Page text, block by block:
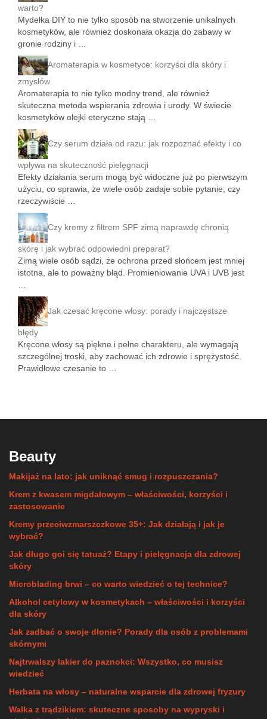
warto?
Mydełka DIY to nie tylko sposób na stworzenie unikalnych
kosmetyków, ale również doskonała okazja do zabawy w
gronie rodziny i …
Aromaterapia w kosmetyce: korzyści dla skóry i
zmysłów
Aromaterapia to nie tylko modny trend, ale również
skuteczna metoda wspierania zdrowia i urody. W świecie
kosmetyków olejki eteryczne stają …
Czy serum działa od razu: jak rozpoznać efekty i co
wpływa na skuteczność pielęgnacji
Efekty działania serum mogą być widoczne już po pierwszym
użyciu, co sprawia, że wiele osób zadaje sobie pytanie, czy
rzeczywiście …
Czy kremy z filtrem SPF zimą naprawdę chronią
skórę i jak wybrać odpowiedni preparat?
Zimą wiele osób sądzi, że ochrona przed słońcem jest mniej
istotna, ale to poważny błąd. Promieniowanie UVA i UVB jest
…
Jak czesać kręcone włosy: porady i najczęstsze
błędy
Kręcone włosy są piękne i pełne charakteru, ale wymagają
szczególnej troski, aby zachować ich zdrowie i sprężystość.
Prawidłowe czesanie to …
Beauty
Makijaż na lato: jak uniknąć smug i rozpuszczania?
Krem z kwasem migdałowym – właściwości, korzyści i
zastosowanie
Kremy przeciwzmarszczkowe 35+: Jak działają i jak je
wybrać?
Jak długo goi się tatuaż? Etapy i pielęgnacja dla zdrowej
skóry
Microblading brwi – co warto wiedzieć o tej technice?
Alkohol cetylowy w kosmetykach – właściwości i korzyści
dla skóry
Jak zadbać o swoje dłonie? Porady dla osób z problemami
skórnymi
Najtrwalszy lakier do paznokci: Wszystko, co musisz
wiedzieć
Herbata na włosy – naturalne wsparcie dla zdrowej fryzury
Walka z trądzikiem: skuteczne sposoby na wypryski i